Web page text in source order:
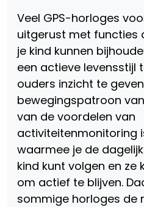
Veel GPS-horloges
uitgerust met functies
je kind kunnen
een actieve levensstijl
ouders inzicht te
bewegingspatroon
van de voordelen van
activiteitenmonitoring
waarmee je de
kind kunt volgen en ze
om actief te blijven.
sommige horloges de